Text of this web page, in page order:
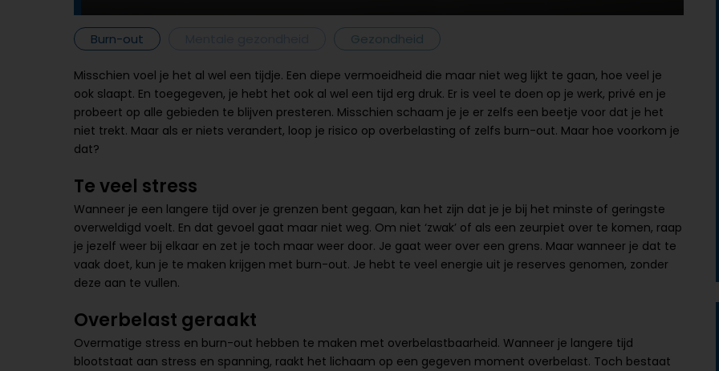
Burn-out Gezondheid
Misschien voel je het al wel een tijdje. Een diepe vermoeidheid die maar niet weg lijkt te gaan, hoe veel je
ook slaapt. En toegegeven, je hebt het ook al wel een tijd erg druk. Er is veel te doen op je werk, privé en je
probeert op alle gebieden te blijven presteren. Misschien schaam je je er zelfs een beetje voor dat je het
niet trekt. Maar als er niets verandert, loop je risico op overbelasting of zelfs burn-out. Maar hoe voorkom je
dat?
Te veel stress
Wanneer je een langere tijd over je grenzen bent gegaan, kan het zijn dat je je bij het minste of geringste
overweldigd voelt. En dat gevoel gaat maar niet weg. Om niet ‘zwak’ of als een zeurpiet over te komen, raap
je jezelf weer bij elkaar en zet je toch maar weer door. Je gaat weer over een grens. Maar wanneer je dat te
vaak doet, kun je te maken krijgen met burn-out. Je hebt te veel energie uit je reserves genomen, zonder
deze aan te vullen.
Overbelast geraakt
Overmatige stress en burn-out hebben te maken met overbelastbaarheid. Wanneer je langere tijd
blootstaat aan stress en spanning, raakt het lichaam op een gegeven moment overbelast. Toch bestaat